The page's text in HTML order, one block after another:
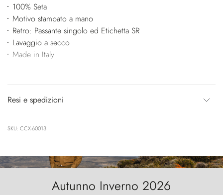
100% Seta
Motivo stampato a mano
Retro: Passante singolo ed Etichetta SR
Lavaggio a secco
Made in Italy
Resi e spedizioni
SKU: CCX-60013
Autunno Inverno 2026